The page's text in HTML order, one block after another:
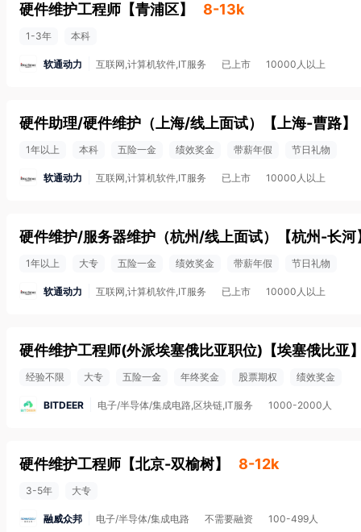
硬件维护工程师 【青浦区】 8-13k
1-3年 本科
软通动力 互联网,计算机软件,IT服务 已上市 10000人以上
硬件助理/硬件维护（上海/线上面试） 【 上海-曹路】
1年以上 本科 五险一金 绩效奖金 带薪年假 节日礼物
软通动力 互联网,计算机软件,IT服务 已上市 10000人以上
硬件维护/服务器维护（杭州/线上面试） 【杭州-长河
1年以上 大专 五险一金 绩效奖金 带薪年假 节日礼物
软通动力 互联网,计算机软件,IT服务 已上市 10000人以上
硬件维护工程师(外派埃塞俄比亚职位) 【埃塞俄比亚
经验不限 大专 五险一金 年终奖金 股票期权 绩效奖金
BITDEER 电子/半导体/集成电路,区块链,IT服务 1000-2000人
硬件维护工程师 【北京-双榆树】 8-12k
3-5年 大专
融威众邦 电子/半导体/集成电路 不需要融资 100-499人